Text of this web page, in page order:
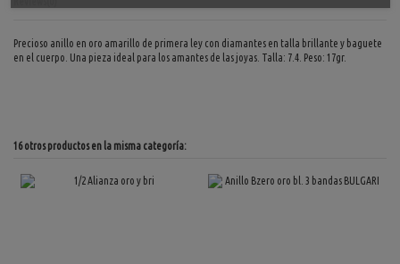
Precioso anillo en oro amarillo de primera ley con diamantes en talla brillante y baguete
en el cuerpo. Una pieza ideal para los amantes de las joyas. Talla: 7.4. Peso: 17gr.
16 otros productos en la misma categoría: